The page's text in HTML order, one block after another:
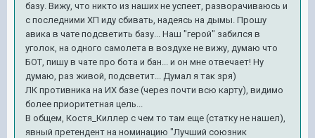
базу. Вижу, что никто из наших не успеет, разворачиваюсь и
с последними ХП иду сбивать, надеясь на дымы. Прошу
авика в чате подсветить базу... Наш "герой" забился в
уголок, на одного самолета в воздухе не вижу, думаю что
БОТ, пишу в чате про бота и бан... и он мне отвечает! Ну
думаю, раз живой, подсветит... Думал я так зря)
ЛК противника на ИХ базе (через почти всю карту), видимо
более приоритетная цель...
В общем, Костя_Киллер с чем то там еще (статку не нашел),
явный претендент на номинацию "Лучший союзник